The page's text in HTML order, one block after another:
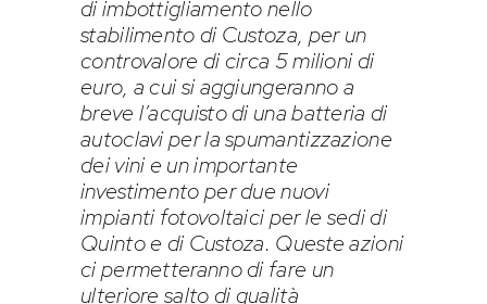
di imbottigliamento nello
stabilimento di Custoza, per un
controvalore di circa 5 milioni di
euro, a cui si aggiungeranno a
breve l’acquisto di una batteria di
autoclavi per la spumantizzazione
dei vini e un importante
investimento per due nuovi
impianti fotovoltaici per le sedi di
Quinto e di Custoza. Queste azioni
ci permetteranno di fare un
ulteriore salto di qualità